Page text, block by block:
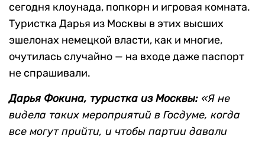
сегодня клоунада, попкорн и игровая комната.
Туристка Дарья из Москвы в этих высших
эшелонах немецкой власти, как и многие,
очутилась случайно — на входе даже паспорт
не спрашивали.
Дарья Фокина, туристка из Москвы: «Я не
видела таких мероприятий в Госдуме, когда
все могут прийти, и чтобы партии давали